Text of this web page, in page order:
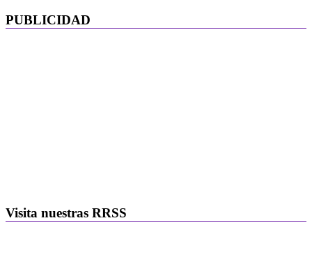
PUBLICIDAD
Visita nuestras RRSS